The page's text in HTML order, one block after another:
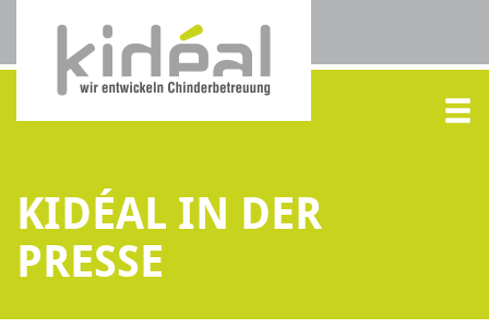
KIDÉAL IN DER
PRESSE